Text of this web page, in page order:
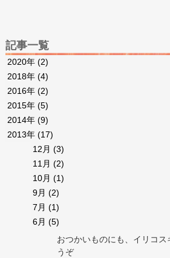
記事一覧
2020年 (2)
2018年 (4)
2016年 (2)
2015年 (5)
2014年 (9)
2013年 (17)
12月(3)
11月(2)
10月(1)
9月(2)
7月(1)
6月(5)
おつかいものにも、イリコ
うぞ